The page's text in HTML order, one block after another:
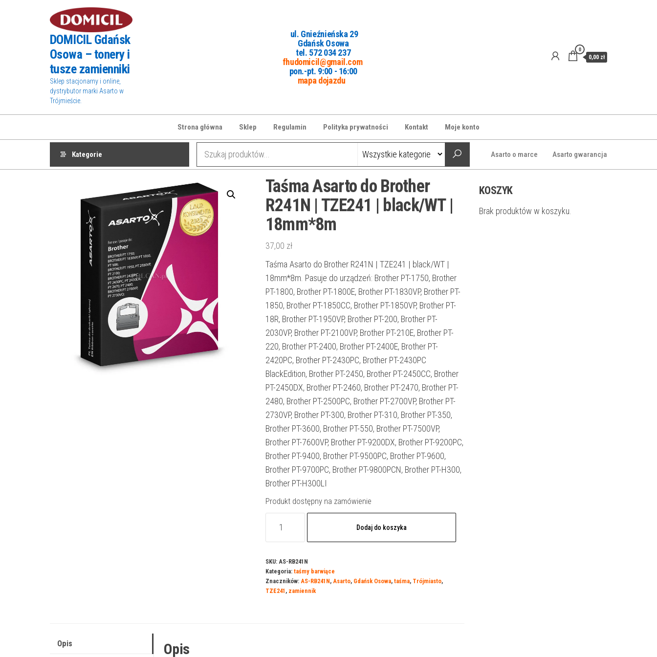
DOMICIL Gdańsk
Osowa – tonery i
tusze zamienniki
Sklep stacjonarny i online,
dystrybutor marki Asarto w
Trójmieście.
ul. Gnieźnieńska 29
Gdańsk Osowa
tel. 572 034 237
fhudomicil@gmail.com
pon.-pt. 9:00 - 16:00
mapa dojazdu
0
0,00 zł
Strona główna Sklep Regulamin Polityka prywatności Kontakt Moje konto
Kategorie Asarto o marce Asarto gwarancja
Taśma Asarto do Brother
R241N | TZE241 | black/WT |
18mm*8m
37,00 zł
Taśma Asarto do Brother R241N | TZE241 | black/WT |
18mm*8m. Pasuje do urządzeń: Brother PT-1750, Brother
PT-1800, Brother PT-1800E, Brother PT-1830VP, Brother PT-
1850, Brother PT-1850CC, Brother PT-1850VP, Brother PT-
18R, Brother PT-1950VP, Brother PT-200, Brother PT-
2030VP, Brother PT-2100VP, Brother PT-210E, Brother PT-
220, Brother PT-2400, Brother PT-2400E, Brother PT-
2420PC, Brother PT-2430PC, Brother PT-2430PC
BlackEdition, Brother PT-2450, Brother PT-2450CC, Brother
PT-2450DX, Brother PT-2460, Brother PT-2470, Brother PT-
2480, Brother PT-2500PC, Brother PT-2700VP, Brother PT-
2730VP, Brother PT-300, Brother PT-310, Brother PT-350,
Brother PT-3600, Brother PT-550, Brother PT-7500VP,
Brother PT-7600VP, Brother PT-9200DX, Brother PT-9200PC,
Brother PT-9400, Brother PT-9500PC, Brother PT-9600,
Brother PT-9700PC, Brother PT-9800PCN, Brother PT-H300,
Brother PT-H300LI
Produkt dostępny na zamówienie
Taśma
do
Brother
R241N
Dodaj do koszyka
SKU: AS-RB241N
Kategoria: taśmy barwiące
Znaczników: AS-RB241N, Asarto, Gdańsk Osowa, taśma, Trójmiasto,
TZE241 , zamiennik
Opis Opis
KOSZYK
Brak produktów w koszyku.